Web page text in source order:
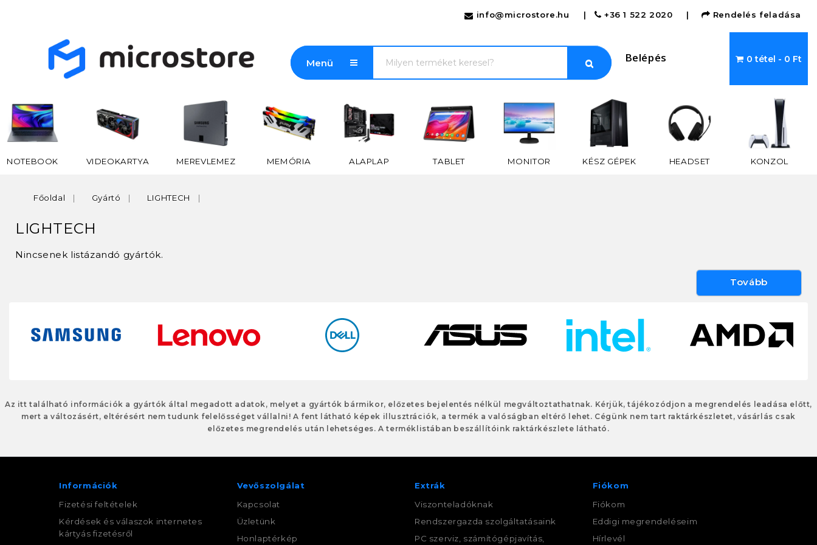
info@microstore.hu | +36 1 522 2020 | Rendelés feladása
Menü Belépés 0 tétel - 0 Ft
NOTEBOOK VIDEOKARTYA MEREVLEMEZ MEMÓRIA ALAPLAP TABLET MONITOR KÉSZ GÉPEK HEADSET KONZOL
Főoldal Gyártó LIGHTECH
LIGHTECH
Nincsenek listázandó gyártók.
Tovább
Az itt található információk a gyártók által megadott adatok, melyet a gyártók bármikor, előzetes bejelentés nélkül megváltoztathatnak. Kérjük, tájékozódjon a megrendelés leadása előtt,
mert a változásért, eltérésért nem tudunk felelősséget vállalni! A fent látható képek illusztrációk, a termék a valóságban eltérő lehet. Cégünk nem tart raktárkészletet, vásárlás csak
előzetes megrendelés után lehetséges. A terméklistában beszállítóink raktárkészlete látható.
Információk
Fizetési feltételek
Kérdések és válaszok internetes
kártyás fizetésről
Vevőszolgálat
Kapcsolat
Üzletünk
Honlaptérkép
Extrák
Viszonteladóknak
Rendszergazda szolgáltatásaink
PC szerviz, számítógépjavítás,
Fiókom
Fiókom
Eddigi megrendeléseim
Hírlevél